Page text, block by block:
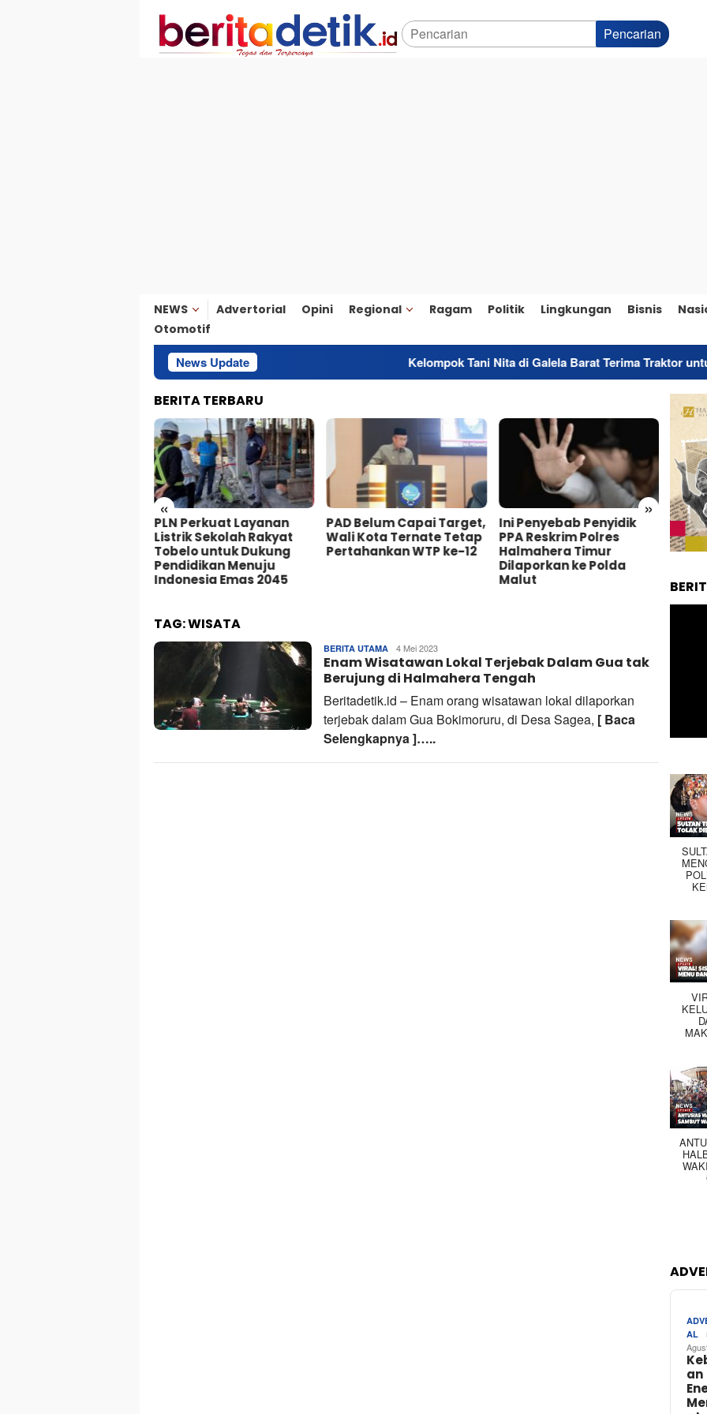
konten
Pencarian
NEWS Advertorial Opini Regional Ragam Politik Lingkungan Bisnis
Otomotif
News Update Kelompok Tani Nita di Galela Barat Terima Traktor untuk Dukung
BERITA TERBARU
« »
PLN Perkuat Layanan
Listrik Sekolah Rakyat
Tobelo untuk Dukung
Pendidikan Menuju
Indonesia Emas 2045
PAD Belum Capai Target,
Wali Kota Ternate Tetap
Pertahankan WTP ke-12
Ini Penyebab Penyidik
PPA Reskrim Polres
Halmahera Timur
Dilaporkan ke Polda
Malut
TAG:WISATA
BERITA UTAMA Tim
Redaksi
4 Mei 2023
Enam Wisatawan Lokal Terjebak Dalam Gua tak
Berujung di Halmahera Tengah
Beritadetik.id – Enam orang wisatawan lokal dilaporkan
terjebak dalam Gua Bokimoruru, di Desa Sagea, [ Baca
Selengkapnya ]…..
AL
an